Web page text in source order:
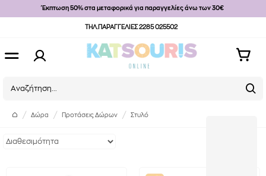
Έκπτωση 50% στα μεταφορικά για παραγγελίες άνω των 30€
ΤΗΛ.ΠΑΡΑΓΓΕΛΙΕΣ 2285 025502
Δώρα Προτάσεις Δώρων Στυλό